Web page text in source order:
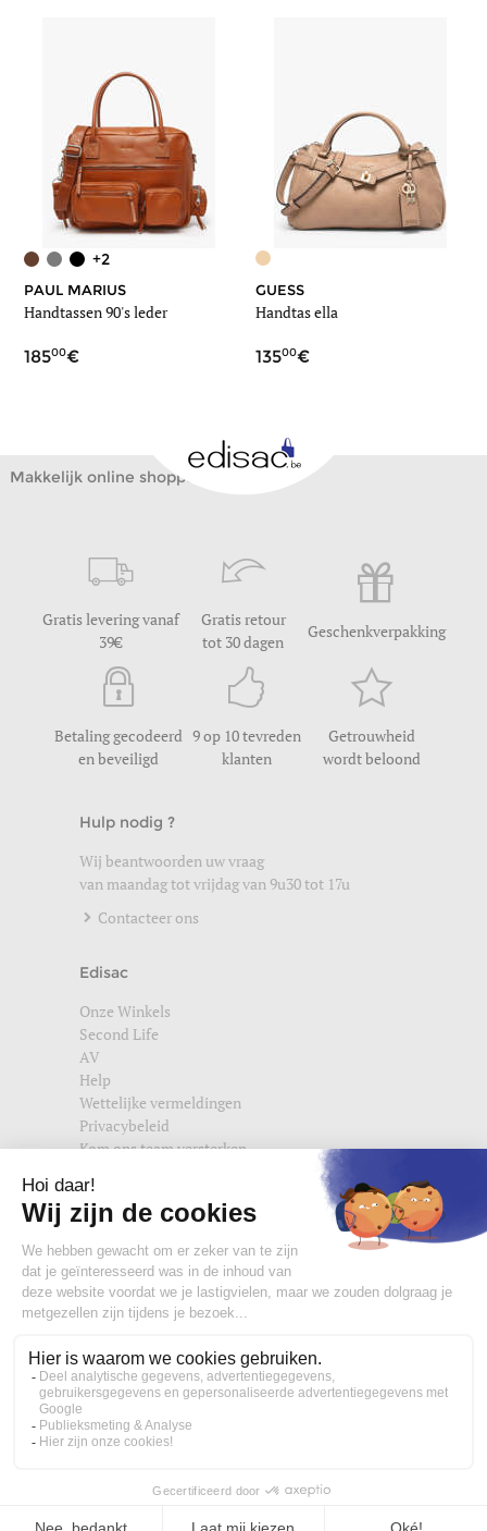
+2
PAUL MARIUS
Handtassen 90's leder
18500
GUESS
Handtas ella
13500
Makkelijk online shoppen
Gratis levering vanaf
39
Gratis retour
tot 30 dagen
Geschenkverpakking
Betaling gecodeerd
en beveiligd
9 op 10 tevreden
klanten
Getrouwheid
wordt beloond
Hulp nodig ?
Wij beantwoorden uw vraag
van maandag tot vrijdag van 9u30 tot 17u
Contacteer ons
Edisac
Onze Winkels
Second Life
AV
Help
Wettelijke vermeldingen
Privacybeleid
Kom ons team versterken
Vind ons ook terug opedisac.com enedisac.nl.
Word lid van de edisac community :
Wat onze klanten denken